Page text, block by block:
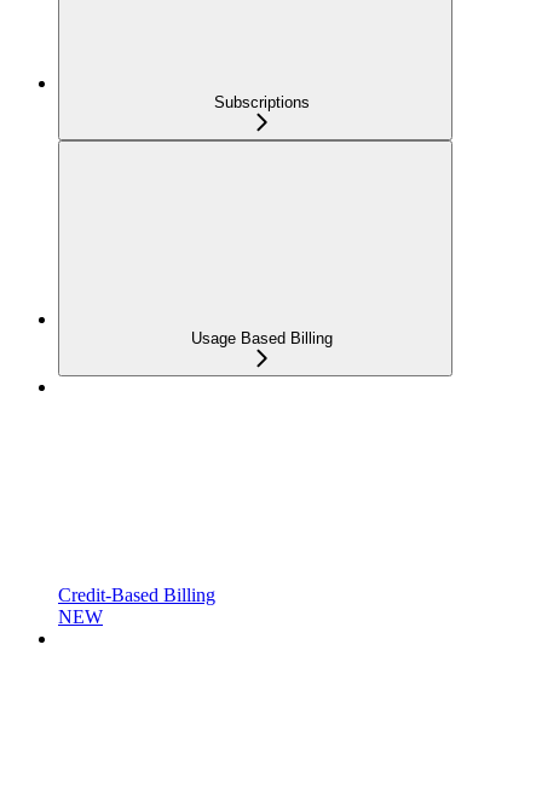
Subscriptions
Usage Based Billing
Credit-Based Billing
NEW